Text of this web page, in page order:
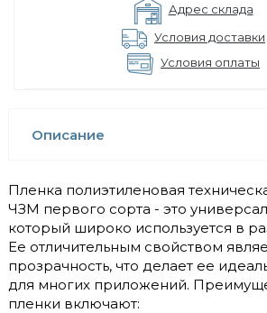
Адрес склада
Условия доставки
Условия оплаты
Описание
Пленка полиэтиленовая
ЧЗМ первого сорта - это
который широко используется в
Ее отличительным свойством
прозрачность, что делает ее
для многих приложений.
пленки включают: